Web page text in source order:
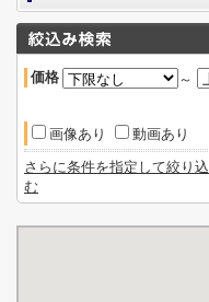
価格 ～
画像あり
動画あり
さらに条件を指定して絞り込
む